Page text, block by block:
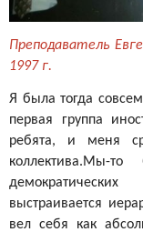
Преподаватель
1997 г.
Я была тогда
первая группа
ребята, и меня
коллектива.Мы-
выстраивается
вел себя как